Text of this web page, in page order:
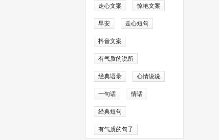
走心文案 惊艳文案
早安 走心短句
抖音文案
有气质的说所
经典语录 心情说说
一句话 情话
经典短句
有气质的句子